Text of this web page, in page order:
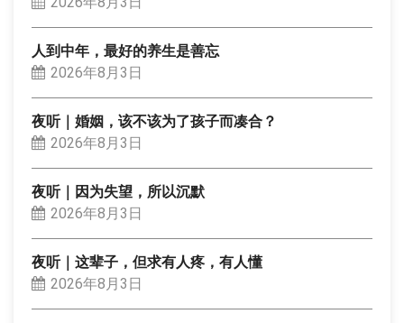
人到中年，最好的养生是善忘
2026年8月3日
夜听｜婚姻，该不该为了孩子而凑合？
2026年8月3日
夜听｜因为失望，所以沉默
2026年8月3日
夜听｜这辈子，但求有人疼，有人懂
2026年8月3日